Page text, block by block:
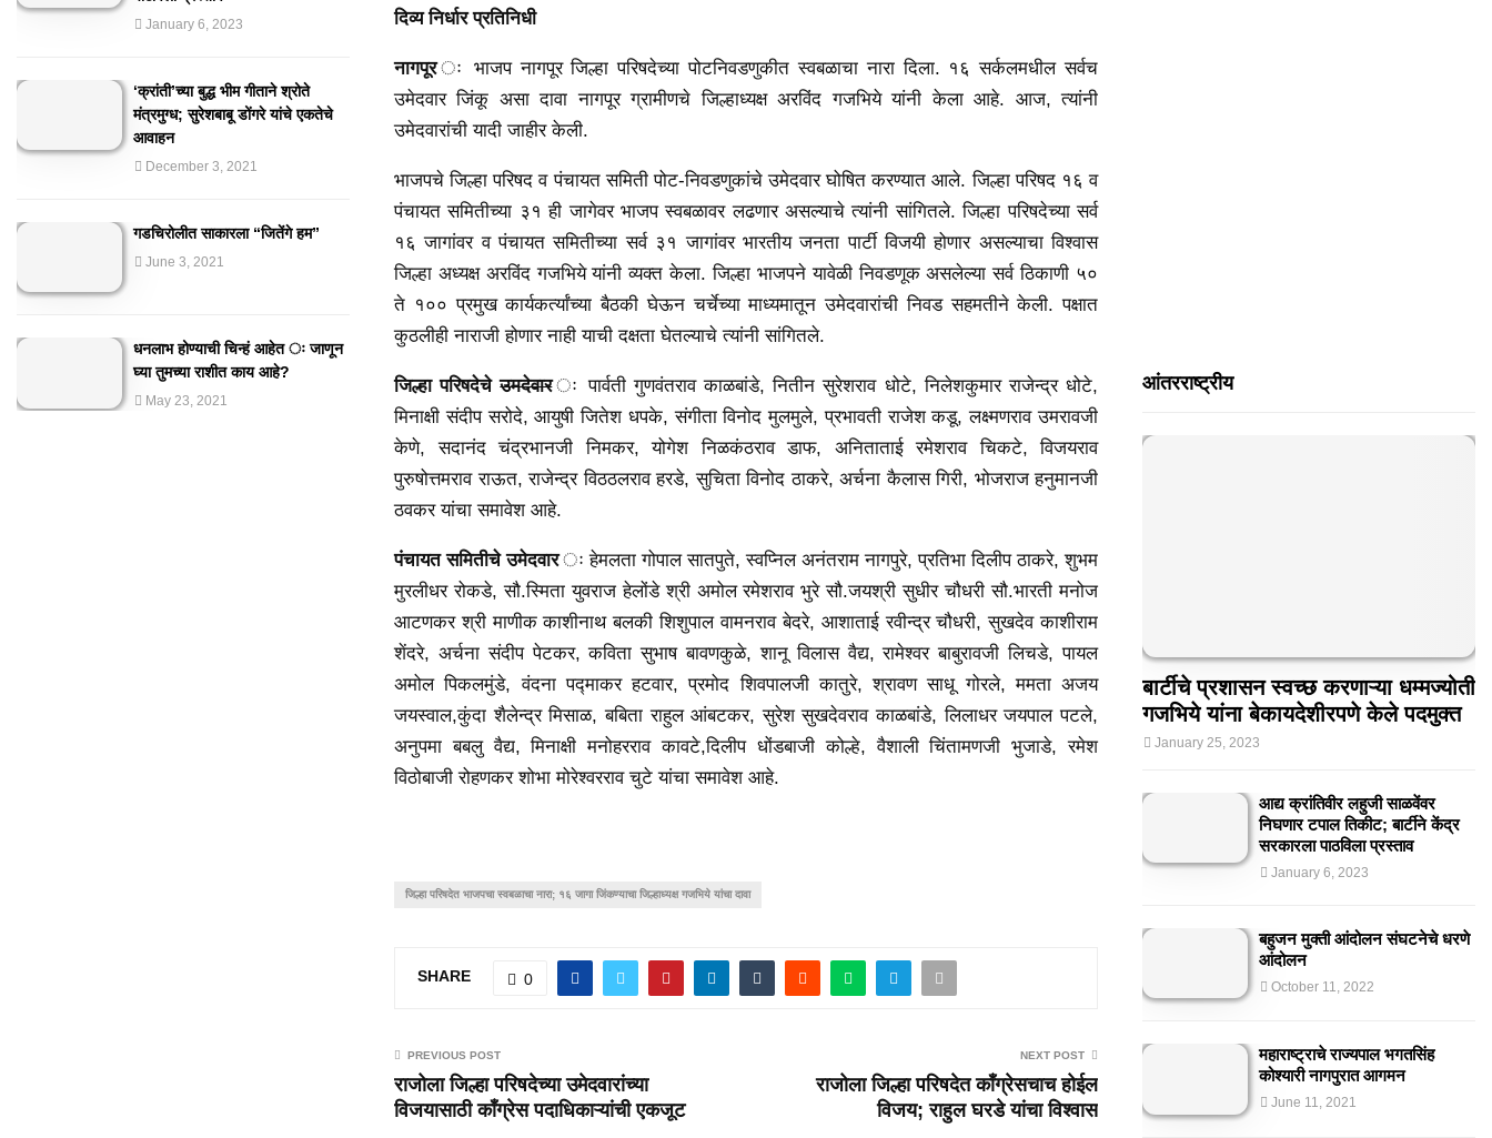
दिव्य निर्धार प्रतिनिधी
नागपूरः भाजप नागपूर जिल्हा परिषदेच्या पोटनिवडणुकीत स्वबळाचा नारा दिला. १६ सर्कलमधील सर्वच
उमेदवार जिंकू असा दावा नागपूर ग्रामीणचे जिल्हाध्यक्ष अरविंद गजभिये यांनी केला आहे. आज, त्यांनी
उमेदवारांची यादी जाहीर केली.
भाजपचे जिल्हा परिषद व पंचायत समिती पोट-निवडणुकांचे उमेदवार घोषित करण्यात आले. जिल्हा परिषद १६ व
पंचायत समितीच्या ३१ ही जागेवर भाजप स्वबळावर लढणार असल्याचे त्यांनी सांगितले. जिल्हा परिषदेच्या सर्व
१६ जागांवर व पंचायत समितीच्या सर्व ३१ जागांवर भारतीय जनता पार्टी विजयी होणार असल्याचा विश्वास
जिल्हा अध्यक्ष अरविंद गजभिये यांनी व्यक्त केला. जिल्हा भाजपने यावेळी निवडणूक असलेल्या सर्व ठिकाणी ५०
ते १०० प्रमुख कार्यकर्त्यांच्या बैठकी घेऊन चर्चेच्या माध्यमातून उमेदवारांची निवड सहमतीने केली. पक्षात
कुठलीही नाराजी होणार नाही याची दक्षता घेतल्याचे त्यांनी सांगितले.
जिल्हा परिषदेचेउमदेवारः पार्वती गुणवंतराव काळबांडे, नितीन सुरेशराव धोटे, निलेशकुमार राजेन्द्र धोटे,
मिनाक्षी संदीप सरोदे, आयुषी जितेश धपके, संगीता विनोद मुलमुले, प्रभावती राजेश कडू, लक्ष्मणराव उमरावजी
केणे, सदानंद चंद्रभानजी निमकर, योगेश निळकंठराव डाफ, अनिताताई रमेशराव चिकटे, विजयराव
पुरुषोत्तमराव राऊत, राजेन्द्र विठठलराव हरडे, सुचिता विनोद ठाकरे, अर्चना कैलास गिरी, भोजराज हनुमानजी
ठवकर यांचा समावेश आहे.
पंचायत समितीचे उमेदवारः हेमलता गोपाल सातपुते, स्वप्निल अनंतराम नागपुरे, प्रतिभा दिलीप ठाकरे, शुभम
मुरलीधर रोकडे, सौ.स्मिता युवराज हेलोंडे श्री अमोल रमेशराव भुरे सौ.जयश्री सुधीर चौधरी सौ.भारती मनोज
आटणकर श्री माणीक काशीनाथ बलकी शिशुपाल वामनराव बेदरे, आशाताई रवीन्द्र चौधरी, सुखदेव काशीराम
शेंदरे, अर्चना संदीप पेटकर, कविता सुभाष बावणकुळे, शानू विलास वैद्य, रामेश्वर बाबुरावजी लिचडे, पायल
अमोल पिकलमुंडे, वंदना पद्माकर हटवार, प्रमोद शिवपालजी कातुरे, श्रावण साधू गोरले, ममता अजय
जयस्वाल,कुंदा शैलेन्द्र मिसाळ, बबिता राहुल आंबटकर, सुरेश सुखदेवराव काळबांडे, लिलाधर जयपाल पटले,
अनुपमा बबलु वैद्य, मिनाक्षी मनोहरराव कावटे,दिलीप धोंडबाजी कोल्हे, वैशाली चिंतामणजी भुजाडे, रमेश
विठोबाजी रोहणकर शोभा मोरेश्वरराव चुटे यांचा समावेश आहे.
जिल्हा परिषदेत भाजपचा स्वबळाचा नारा; १६ जागा जिंकण्याचा जिल्हाध्यक्ष गजभिये यांचा दावा
SHARE 0
PREVIOUS POST
राजोला जिल्हा परिषदेच्या उमेदवारांच्या
विजयासाठी कॉंग्रेस पदाधिकाऱ्यांची एकजूट
NEXT POST
राजोला जिल्हा परिषदेत कॉंग्रेसचाच होईल
विजय; राहुल घरडे यांचा विश्वास
January 6, 2023
‘क्रांती’च्या बुद्ध भीम गीताने श्रोते
मंत्रमुग्ध; सुरेशबाबू डोंगरे यांचे एकतेचे
आवाहन
December 3, 2021
गडचिरोलीत साकारला “जितेंगे हम”
June 3, 2021
धनलाभ होण्याची चिन्हं आहेत ः जाणून
घ्या तुमच्या राशीत काय आहे?
May 23, 2021
आंतरराष्ट्रीय
बार्टीचे प्रशासन स्वच्छ करणाऱ्या धम्मज्योती
गजभिये यांना बेकायदेशीरपणे केले पदमुक्त
January 25, 2023
आद्य क्रांतिवीर लहुजी साळवेंवर
निघणार टपाल तिकीट; बार्टीने केंद्र
सरकारला पाठविला प्रस्ताव
January 6, 2023
बहुजन मुक्ती आंदोलन संघटनेचे धरणे
आंदोलन
October 11, 2022
महाराष्ट्राचे राज्यपाल भगतसिंह
कोश्यारी नागपुरात आगमन
June 11, 2021